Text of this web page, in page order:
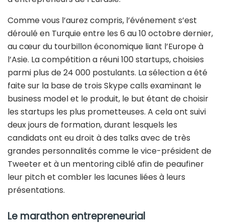
Comme vous l’aurez compris, l’événement s’est
déroulé en Turquie entre les 6 au 10 octobre dernier,
au cœur du tourbillon économique liant l’Europe à
l’Asie. La compétition a réuni 100 startups, choisies
parmi plus de 24 000 postulants. La sélection a été
faite sur la base de trois Skype calls examinant le
business model et le produit, le but étant de choisir
les startups les plus prometteuses. A cela ont suivi
deux jours de formation, durant lesquels les
candidats ont eu droit à des talks avec de très
grandes personnalités comme le vice-président de
Tweeter et à un mentoring ciblé afin de peaufiner
leur pitch et combler les lacunes liées à leurs
présentations.
Le marathon entrepreneurial